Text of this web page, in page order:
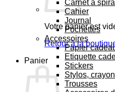
Votre panier est
Retour à la
Panier
Carnet à
Cahier
Journal
Pochettes
Accessoires
Papier
Etiquette
Stickers
Stylos,
Trousses